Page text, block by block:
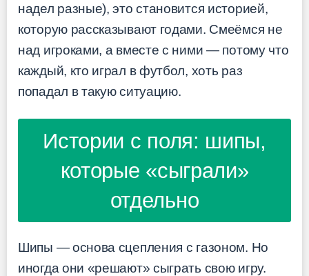
надел разные), это становится историей,
которую рассказывают годами. Смеёмся не
над игроками, а вместе с ними — потому что
каждый, кто играл в футбол, хоть раз
попадал в такую ситуацию.
Истории с поля: шипы,
которые «сыграли»
отдельно
Шипы — основа сцепления с газоном. Но
иногда они «решают» сыграть свою игру.